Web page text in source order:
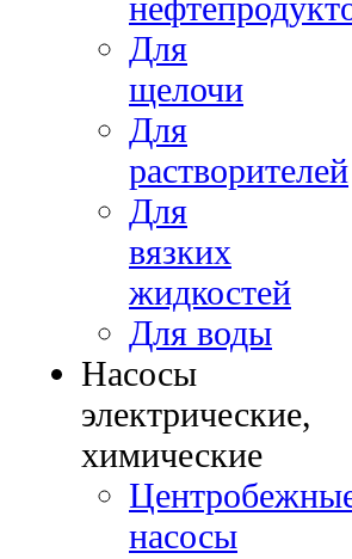
Для
щелочи
Для
растворителей
Для
вязких
жидкостей
Для воды
Насосы
электрические,
химические
насосы